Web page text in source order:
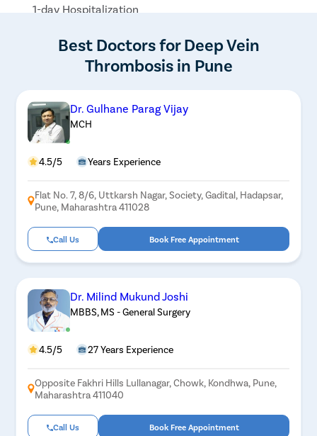
1-day Hospitalization
Best Doctors for Deep Vein
Thrombosis in Pune
Dr. Gulhane Parag Vijay
MCH
4.5/5 Years Experience
Flat No. 7, 8/6, Uttkarsh Nagar, Society, Gadital, Hadapsar,
Pune, Maharashtra 411028
Call Us Book Free Appointment
Dr. Milind Mukund Joshi
MBBS, MS - General Surgery
4.5/5 27 Years Experience
Opposite Fakhri Hills Lullanagar, Chowk, Kondhwa, Pune,
Maharashtra 411040
Call Us Book Free Appointment